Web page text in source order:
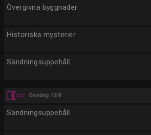
Övergivna byggnader
Historiska mysterier
Sändningsuppehåll
Onsdag 12/8
Sändningsuppehåll